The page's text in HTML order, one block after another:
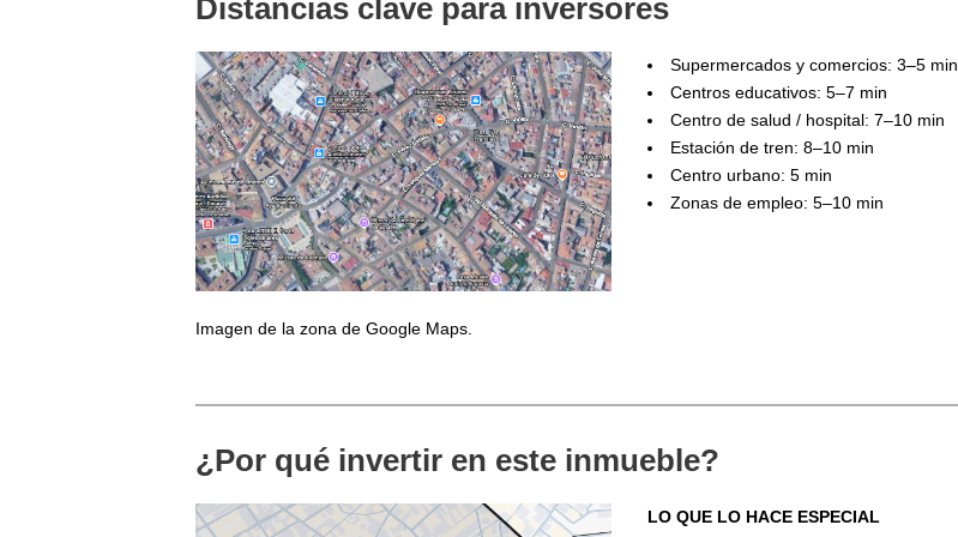
Distancias clave para inversores
Imagen de la zona de Google Maps.
Supermercados y comercios: 3–5 min
Centros educativos: 5–7 min
Centro de salud / hospital: 7–10 min
Estación de tren: 8–10 min
Centro urbano: 5 min
Zonas de empleo: 5–10 min
¿Por qué invertir en este inmueble?
LO QUE LO HACE ESPECIAL